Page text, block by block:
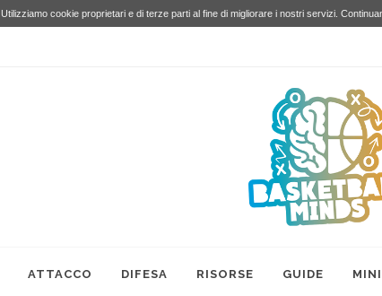
Utilizziamo cookie proprietari e di terze parti al fine di migliorare i nostri servizi.
ATTACCO DIFESA RISORSE GUIDE